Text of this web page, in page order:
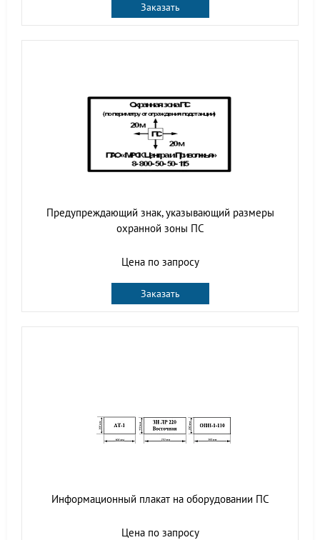
Заказать
Предупреждающий знак, указывающий размеры
охранной зоны ПС
Цена по запросу
Заказать
Информационный плакат на оборудовании ПС
Цена по запросу